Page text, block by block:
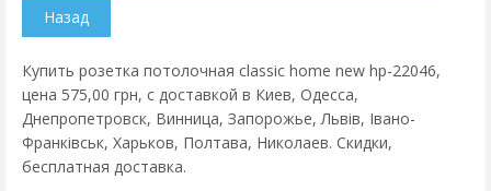
Купить розетка потолочная classic home new hp-22046,
цена 575,00 грн, с доставкой в Киев, Одесса,
Днепропетровск, Винница, Запорожье, Львів, Івано-
Франківськ, Харьков, Полтава, Николаев. Скидки,
бесплатная доставка.